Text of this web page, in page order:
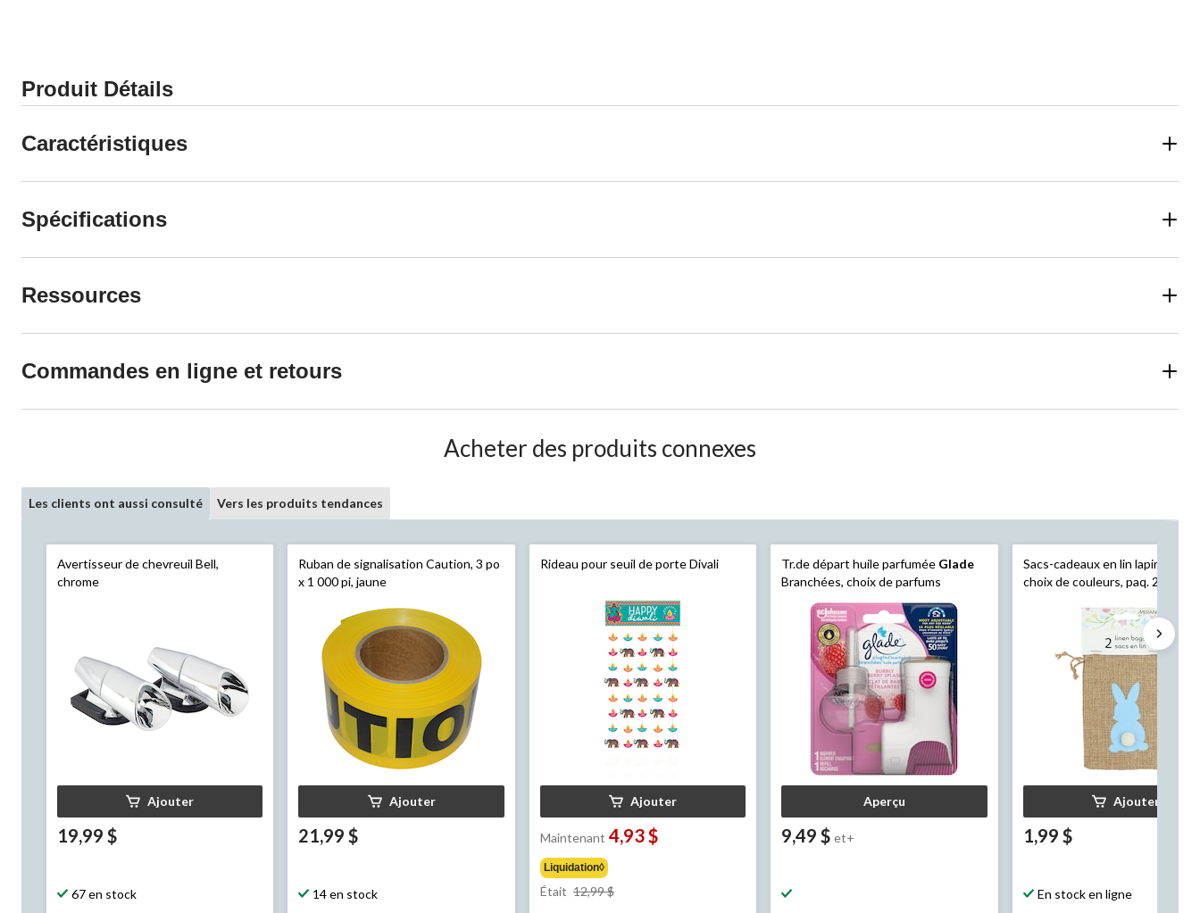
Produit Détails
Caractéristiques
Spécifications
Ressources
Commandes en ligne et retours
Acheter des produits connexes
Les clients ont aussi consulté Vers les produits tendances
Avertisseur de chevreuil Bell,
chrome
Ajouter
19,99 $
67 en stock
Ruban de signalisation Caution, 3 po
x 1 000 pi, jaune
Ajouter
21,99 $
14 en stock
Rideau pour seuil de porte Divali
Ajouter
Maintenant 4,93 $
Liquidation◊
Était 12,99 $
Tr.de départ huile parfumée Glade
Branchées, choix de parfums
Aperçu
9,49 $ et+
Sacs-cadeaux en lin lapin de
choix de couleurs, paq. 2
Ajouter
1,99 $
En stock en ligne